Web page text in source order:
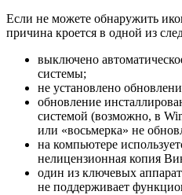
Если не можете обнаружить
причина кроется в одной из
выключено
системы;
не установлено
обновление
системой (возможно, в
или «восьмерка» не
на компьютере
нелицензионная копия
один из ключевых
не поддерживает